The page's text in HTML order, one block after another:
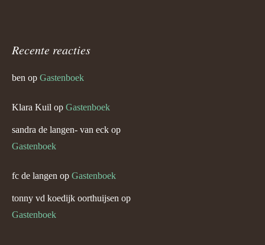
Recente reacties
ben op Gastenboek
Klara Kuil op Gastenboek
sandra de langen- van eck op
Gastenboek
fc de langen op Gastenboek
tonny vd koedijk oorthuijsen op
Gastenboek